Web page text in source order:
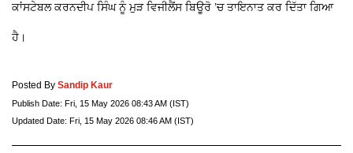
ਕਾਂਸਟੇਬਲ ਕਰਨਦੀਪ ਸਿੰਘ ਨੂੰ ਮੁੜ ਵਿਜੀਲੈਂਸ ਬਿਊਰੋ ’ਚ ਤਾਇਨਾਤ ਕਰ ਦਿੱਤਾ ਗਿਆ
ਹੈ।
Posted By Sandip Kaur
Publish Date: Fri, 15 May 2026 08:43 AM (IST)
Updated Date: Fri, 15 May 2026 08:46 AM (IST)